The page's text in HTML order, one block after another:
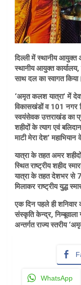
दिल्ली में स्थानीय
स्थानीय आयुक्त
साथ दल का स्वागत
‘अमृत कलश यात्रा’ में
विकासखंडों व 101
स्वयंसेवक उत्तराखंड का
शहीदों के त्याग एवं
माटी मेरा देश’
यात्रा के तहत अमर
स्थित राष्ट्रीय शहीद
यात्रा के तहत देशभर से
मिलाकर राष्ट्रीय युद्ध
एक दिन पहले ही शनिवार
संस्कृति केन्द्र, निम्बूवाला
अन्तर्गत राज्य स्तरीय
WhatsApp